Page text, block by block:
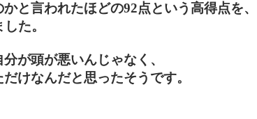
と言われたほどの92点という高得点を、
た。
が頭が悪いんじゃなく、
けなんだと思ったそうです。